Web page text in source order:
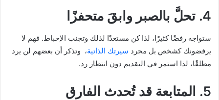
4. تحلَّ بالصبر وابقَ متحفزًا
ستواجه رفضًا كثيرًا، لذا كن مستعدًا لذلك وتجنب الإحباط. فهم لا
يرفضونك كشخص بل مجرد سيرتك الذاتية، وتذكر أن بعضهم لن يرد
مطلقًا، لذا استمر في التقديم دون انتظار رد.
5. المتابعة قد تُحدث الفارق